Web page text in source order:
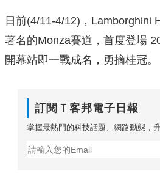
日前(4/11-4/12)，Lamborghini
著名的Monza賽道，首度登場
開幕站即一戰成名，勇摘桂冠。
訂閱Ｔ客邦電子日報
掌握最熱門的科技話題、網路動態，